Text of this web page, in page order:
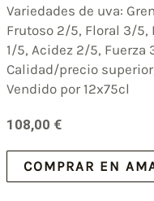
Variedades de uva:
Frutoso 2/5, Floral 3/5,
1/5, Acidez 2/5, Fuerza
Calidad/precio
Vendido por 12x75cl
108,00 €
COMPRAR EN